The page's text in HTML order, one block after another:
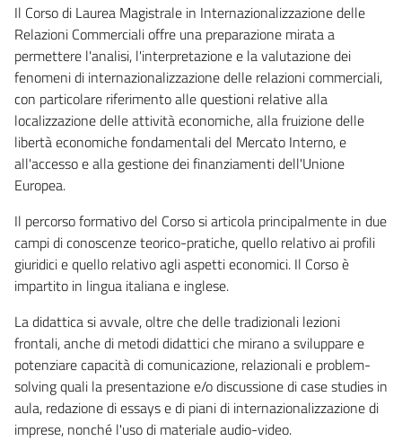
Il Corso di Laurea Magistrale in Internazionalizzazione delle
Relazioni Commerciali offre una preparazione mirata a
permettere l'analisi, l'interpretazione e la valutazione dei
fenomeni di internazionalizzazione delle relazioni commerciali,
con particolare riferimento alle questioni relative alla
localizzazione delle attività economiche, alla fruizione delle
libertà economiche fondamentali del Mercato Interno, e
all'accesso e alla gestione dei finanziamenti dell'Unione
Europea.
Il percorso formativo del Corso si articola principalmente in due
campi di conoscenze teorico-pratiche, quello relativo ai profili
giuridici e quello relativo agli aspetti economici. Il Corso è
impartito in lingua italiana e inglese.
La didattica si avvale, oltre che delle tradizionali lezioni
frontali, anche di metodi didattici che mirano a sviluppare e
potenziare capacità di comunicazione, relazionali e problem-
solving quali la presentazione e/o discussione di case studies in
aula, redazione di essays e di piani di internazionalizzazione di
imprese, nonché l'uso di materiale audio-video.